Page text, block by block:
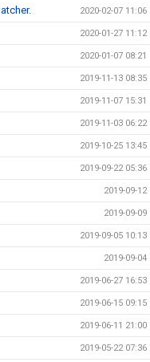
2020-02-07 11:06
2020-01-27 11:12
2020-01-07 08:21
2019-11-13 08:35
2019-11-07 15:31
2019-11-03 06:22
2019-10-25 13:45
2019-09-22 05:36
2019-09-12
2019-09-09
2019-09-05 10:13
2019-09-04
2019-06-27 16:53
2019-06-15 09:15
2019-06-11 21:00
2019-05-22 07:36